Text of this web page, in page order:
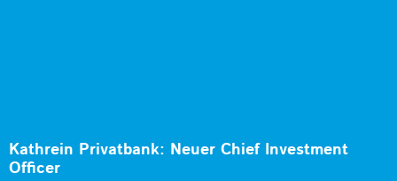
Kathrein Privatbank: Neuer Chief Investment
Officer